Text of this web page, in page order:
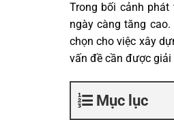
Trong bối cảnh
ngày càng tăng
chọn cho việc xây
vấn đề cần được
Mục lục